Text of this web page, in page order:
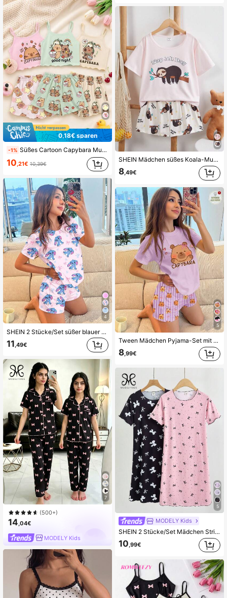
0,18€ sparen
-1% Süßes Cartoon Capybara Muster, cremiges Rosa, Tween-Mädchen Lässig minimalistischer taillierter Trägerhemd & Shorts Loungewear Set, geeignet für den Sommer
10,21€ 10,39€
4
SHEIN 2 Stücke/Set süßer blauer Cartoon-Hase Lulu, Stitch Schleife Muster Tween-Mädchen Lässig minimalistisches Rundhals Kurzarm T-Shirt und Shorts Pyjama Set, geeignet für den Sommer
11 ,49€
7
(500+)
14,04€
MODELY Kids
SHEIN Mädchen süßes Koala-Muster Kurzarm Shorts Pyjama Set, rosa weiß Sommer Schlafanzug Tween Mädchen Kleidung, Hauskleidung Schlafanzug
8,49€
5
Tween Mädchen Pyjama-Set mit süßem Cartoon Capybara Motiv, rosa Streifen, cremeweiß, Rundhals Kurzarm-Shorts, geeignet für den Sommer
8,99€
5
MODELY Kids
SHEIN 2 Stücke/Set Mädchen Strick Nachthemd mit Schmetterlings-Muster, Sommer
10,99€